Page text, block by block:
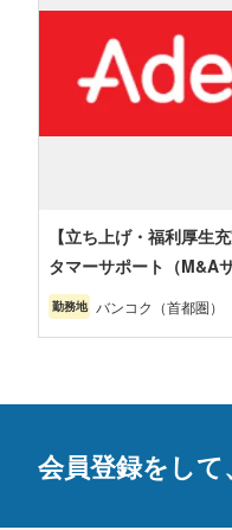
【立ち上げ・福利厚生
タマーサポート（M&A
勤務地 バンコク（首都圏）
会員登録をし